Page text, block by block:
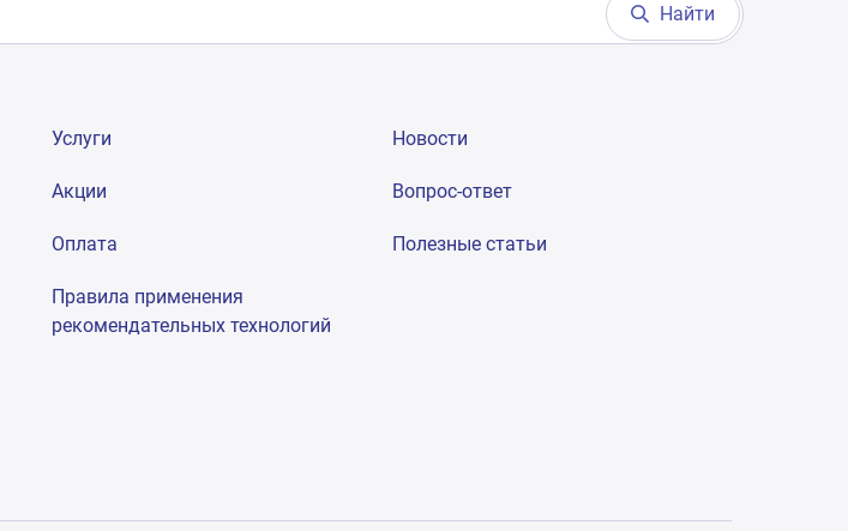
Найти
Услуги
Акции
Оплата
Правила применения
рекомендательных технологий
Новости
Вопрос-ответ
Полезные статьи